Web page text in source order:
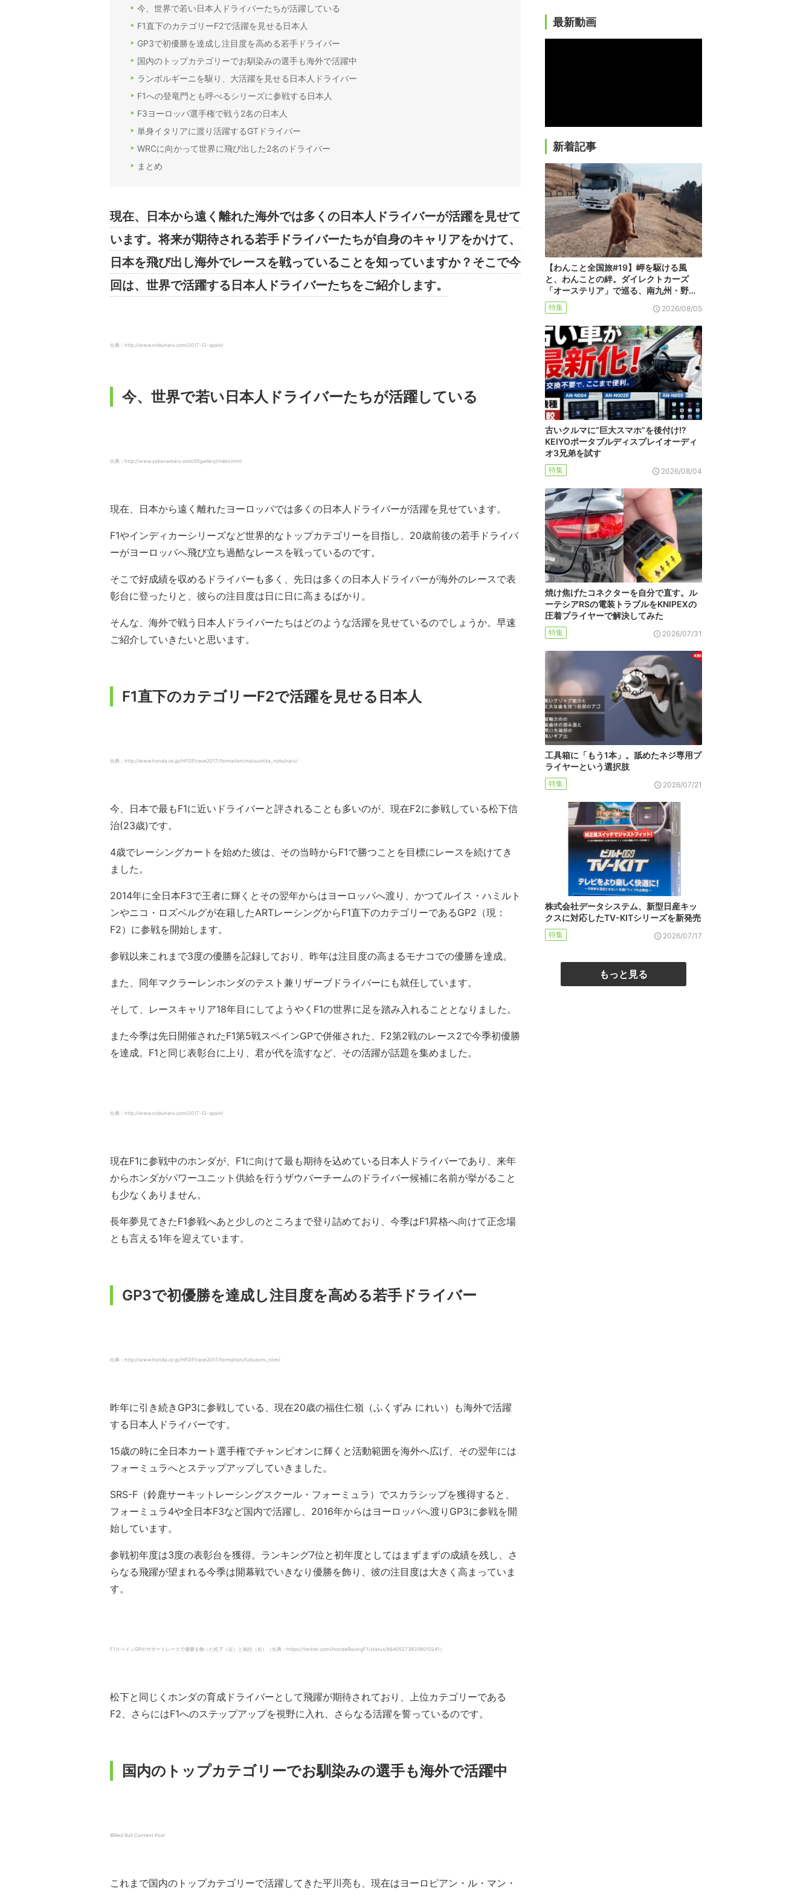
今、世界で若い日本人ドライバーたちが活躍している
F1直下のカテゴリーF2で活躍を見せる日本人
GP3で初優勝を達成し注目度を高める若手ドライバー
国内のトップカテゴリーでお馴染みの選手も海外で活躍中
ランボルギーニを駆り、大活躍を見せる日本人ドライバー
F1への登竜門とも呼べるシリーズに参戦する日本人
F3ヨーロッパ選手権で戦う2名の日本人
単身イタリアに渡り活躍するGTドライバー
WRCに向かって世界に飛び出した2名のドライバー
まとめ
現在、日本から遠く離れた海外では多くの日本人ドライバーが活躍を見せて
います。将来が期待される若手ドライバーたちが自身のキャリアをかけて、
日本を飛び出し海外でレースを戦っていることを知っていますか？そこで今
回は、世界で活躍する日本人ドライバーたちをご紹介します。
出典：http://www.nobuharu.com/2017-f2-spain/
今、世界で若い日本人ドライバーたちが活躍している
出典：http://www.yukanamaru.com/05gallery/index.html
現在、日本から遠く離れたヨーロッパでは多くの日本人ドライバーが活躍を見せています。
F1やインディカーシリーズなど世界的なトップカテゴリーを目指し、20歳前後の若手ドライバ
ーがヨーロッパへ飛び立ち過酷なレースを戦っているのです。
そこで好成績を収めるドライバーも多く、先日は多くの日本人ドライバーが海外のレースで表
彰台に登ったりと、彼らの注目度は日に日に高まるばかり。
そんな、海外で戦う日本人ドライバーたちはどのような活躍を見せているのでしょうか。早速
ご紹介していきたいと思います。
F1直下のカテゴリーF2で活躍を見せる日本人
出典：http://www.honda.co.jp/HFDP/race2017/formation/matsushita_nobuharu/
今、日本で最もF1に近いドライバーと評されることも多いのが、現在F2に参戦している松下信
治(23歳)です。
4歳でレーシングカートを始めた彼は、その当時からF1で勝つことを目標にレースを続けてき
ました。
2014年に全日本F3で王者に輝くとその翌年からはヨーロッパへ渡り、かつてルイス・ハミルト
ンやニコ・ロズベルグが在籍したARTレーシングからF1直下のカテゴリーであるGP2（現：
F2）に参戦を開始します。
参戦以来これまで3度の優勝を記録しており、昨年は注目度の高まるモナコでの優勝を達成。
また、同年マクラーレンホンダのテスト兼リザーブドライバーにも就任しています。
そして、レースキャリア18年目にしてようやくF1の世界に足を踏み入れることとなりました。
また今季は先日開催されたF1第5戦スペインGPで併催された、F2第2戦のレース2で今季初優勝
を達成。F1と同じ表彰台に上り、君が代を流すなど、その活躍が話題を集めました。
出典：http://www.nobuharu.com/2017-f2-spain/
現在F1に参戦中のホンダが、F1に向けて最も期待を込めている日本人ドライバーであり、来年
からホンダがパワーユニット供給を行うザウバーチームのドライバー候補に名前が挙がること
も少なくありません。
長年夢見てきたF1参戦へあと少しのところまで登り詰めており、今季はF1昇格へ向けて正念場
とも言える1年を迎えています。
GP3で初優勝を達成し注目度を高める若手ドライバー
出典：http://www.honda.co.jp/HFDP/race2017/formation/fukuzumi_nirei/
昨年に引き続きGP3に参戦している、現在20歳の福住仁嶺（ふくずみ にれい）も海外で活躍
する日本人ドライバーです。
15歳の時に全日本カート選手権でチャンピオンに輝くと活動範囲を海外へ広げ、その翌年には
フォーミュラへとステップアップしていきました。
SRS-F（鈴鹿サーキットレーシングスクール・フォーミュラ）でスカラシップを獲得すると、
フォーミュラ4や全日本F3など国内で活躍し、2016年からはヨーロッパへ渡りGP3に参戦を開
始しています。
参戦初年度は3度の表彰台を獲得。ランキング7位と初年度としてはまずまずの成績を残し、さ
らなる飛躍が望まれる今季は開幕戦でいきなり優勝を飾り、彼の注目度は大きく高まっていま
す。
F1スペインGPのサポートレースで優勝を飾った松下（左）と福住（右）（出典：https://twitter.com/HondaRacingF1/status/864052738208010241）
松下と同じくホンダの育成ドライバーとして飛躍が期待されており、上位カテゴリーである
F2、さらにはF1へのステップアップを視野に入れ、さらなる活躍を誓っているのです。
国内のトップカテゴリーでお馴染みの選手も海外で活躍中
©︎Red Bull Content Pool
これまで国内のトップカテゴリーで活躍してきた平川亮も、現在はヨーロピアン・ル・マン・
最新動画
新着記事
【わんこと全国旅#19】岬を駆ける風
と、わんことの絆。ダイレクトカーズ
「オーステリア」で巡る、南九州・野…
特集 2026/08/05
古いクルマに“巨大スマホ”を後付け!?
KEIYOポータブルディスプレイオーディ
オ3兄弟を試す
特集 2026/08/04
焼け焦げたコネクターを自分で直す。ル
ーテシアRSの電装トラブルをKNIPEXの
圧着プライヤーで解決してみた
特集 2026/07/31
工具箱に「もう1本」。舐めたネジ専用プ
ライヤーという選択肢
特集 2026/07/21
株式会社データシステム、新型日産キッ
クスに対応したTV-KITシリーズを新発売
特集 2026/07/17
もっと見る